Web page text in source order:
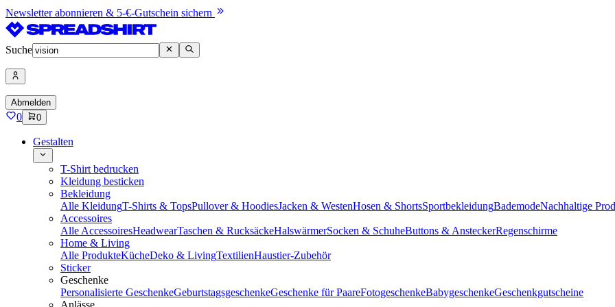
Newsletter abonnieren & 5-€-Gutschein sichern
Suche
Abmelden
0 0
Gestalten
T-Shirt bedrucken
Kleidung besticken
Bekleidung
Alle KleidungT-Shirts & TopsPullover & HoodiesJacken & WestenHosen & ShortsSportbekleidungBademodeNachhaltige
Accessoires
Alle AccessoiresHeadwearTaschen & RucksäckeHalswärmerSocken & SchuheButtons & AnsteckerRegenschirme
Home & Living
Alle ProdukteKücheDeko & LivingTextilienHaustier-Zubehör
Sticker
Geschenke
Personalisierte GeschenkeGeburtstagsgeschenkeGeschenke für PaareFotogeschenkeBabygeschenkeGeschenkgutscheine